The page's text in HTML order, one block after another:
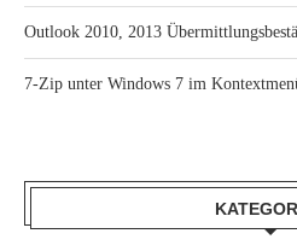
Outlook 2010, 2013
7-Zip unter Windows 7 im